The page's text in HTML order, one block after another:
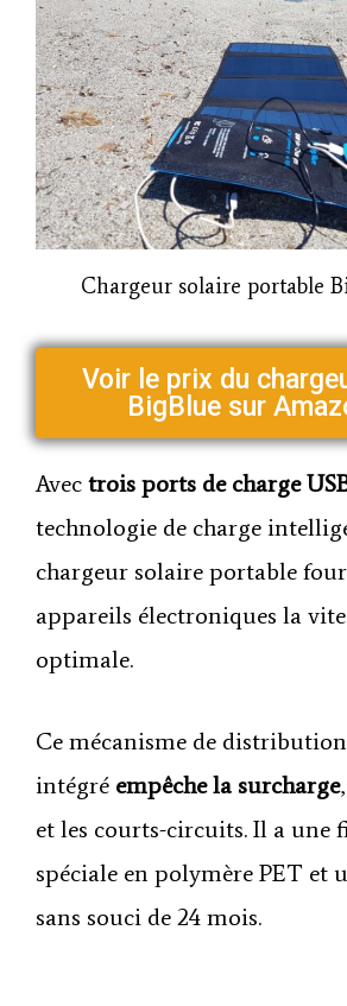
Chargeur solaire portable
Voir le prix du
BigBlue sur
Avec trois ports de charge
technologie de charge
chargeur solaire portable
appareils électroniques la
optimale.
Ce mécanisme de
intégré empêche la surcharge
et les courts-circuits. Il a une
spéciale en polymère PET et
sans souci de 24 mois.